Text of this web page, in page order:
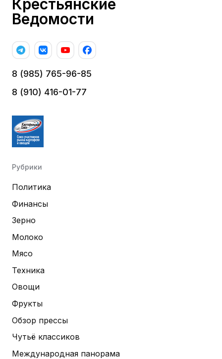
Крестьянские
Ведомости
8 (985) 765-96-85
8 (910) 416-01-77
Рубрики
Политика
Финансы
Зерно
Молоко
Мясо
Техника
Овощи
Фрукты
Обзор прессы
Чутьё классиков
Международная панорама